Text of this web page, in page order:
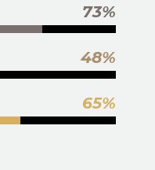
73%
48%
65%